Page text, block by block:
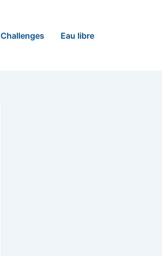
Challenges Eau libre